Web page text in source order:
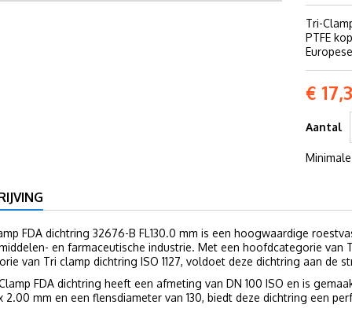
Tri-
PTFE
€
Aantal
FDA dichtring 32676-B FL130.0 mm is een hoogwaardige
en farmaceutische industrie. Met een hoofdcategorie van
van Tri clamp dichtring ISO 1127, voldoet deze dichtring aan de
FDA dichtring heeft een afmeting van DN 100 ISO en is
x 2.00 mm en een flensdiameter van 130, biedt deze dichtring een